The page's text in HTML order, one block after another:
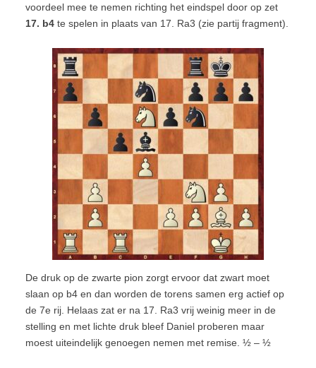
voordeel mee te nemen richting het eindspel door op zet
17. b4te spelen in plaats van 17. Ra3 (zie partij fragment).
De druk op de zwarte pion zorgt ervoor dat zwart moet
slaan op b4 en dan worden de torens samen erg actief op
de 7e rij. Helaas zat er na 17. Ra3 vrij weinig meer in de
stelling en met lichte druk bleef Daniel proberen maar
moest uiteindelijk genoegen nemen met remise. ½ – ½